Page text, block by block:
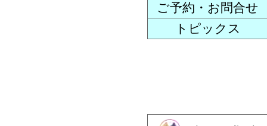
ご予約・お問合せ
トピックス